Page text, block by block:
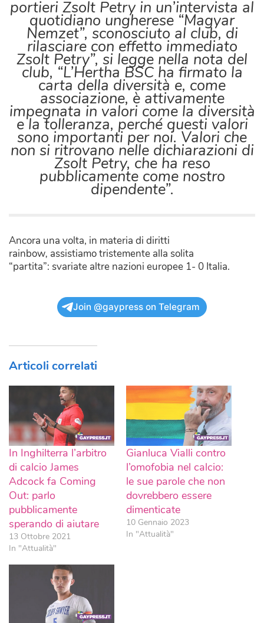
portieri Zsolt Petry in un’intervista al
quotidiano ungherese “Magyar
Nemzet”, sconosciuto al club, di
rilasciare con effetto immediato
Zsolt Petry”, si legge nella nota del
club, “L’Hertha BSC ha firmato la
carta della diversità e, come
associazione, è attivamente
impegnata in valori come la diversità
e la tolleranza, perché questi valori
sono importanti per noi. Valori che
non si ritrovano nelle dichiarazioni di
Zsolt Petry, che ha reso
pubblicamente come nostro
dipendente”.
Ancora una volta, in materia di diritti
rainbow, assistiamo tristemente alla solita
“partita”: svariate altre nazioni europee 1- 0 Italia.
Join @gaypress on Telegram
Articoli correlati
In Inghilterra l’arbitro
di calcio James
Adcock fa Coming
Out: parlo
pubblicamente
sperando di aiutare
13 Ottobre 2021
In "Attualità"
Gianluca Vialli contro
l’omofobia nel calcio:
le sue parole che non
dovrebbero essere
dimenticate
10 Gennaio 2023
In "Attualità"